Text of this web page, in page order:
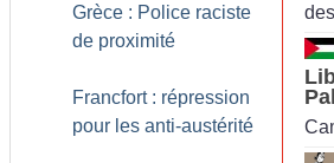
Grèce : Police raciste
de proximité
Francfort : répression
pour les anti-austérité